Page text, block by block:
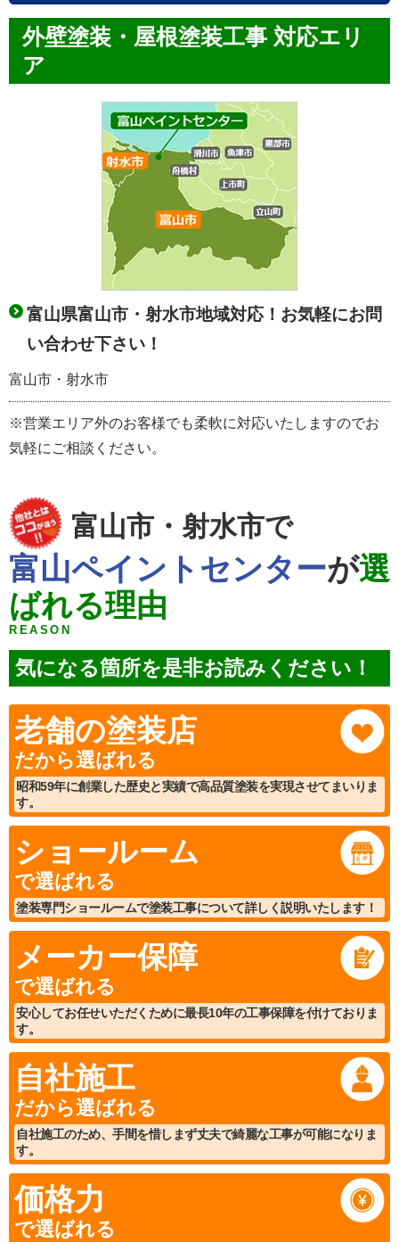
外壁塗装・屋根塗装工事 対応エリ
ア
富山県富山市・射水市地域対応！お気軽にお問
い合わせ下さい！
富山市・射水市
※営業エリア外のお客様でも柔軟に対応いたしますのでお
気軽にご相談ください。
富山市・射水市で
富山ペイントセンターが選
ばれる理由
REASON
気になる箇所を是非お読みください！
老舗の塗装店
だから選ばれる
昭和59年に創業した歴史と実績で高品質塗装を実現させてまいりま
す。
ショールーム
で選ばれる
塗装専門ショールームで塗装工事について詳しく説明いたします！
メーカー保障
で選ばれる
安心してお任せいただくために最長10年の工事保障を付けておりま
す。
自社施工
だから選ばれる
自社施工のため、手間を惜しまず丈夫で綺麗な工事が可能になりま
す。
価格力
で選ばれる